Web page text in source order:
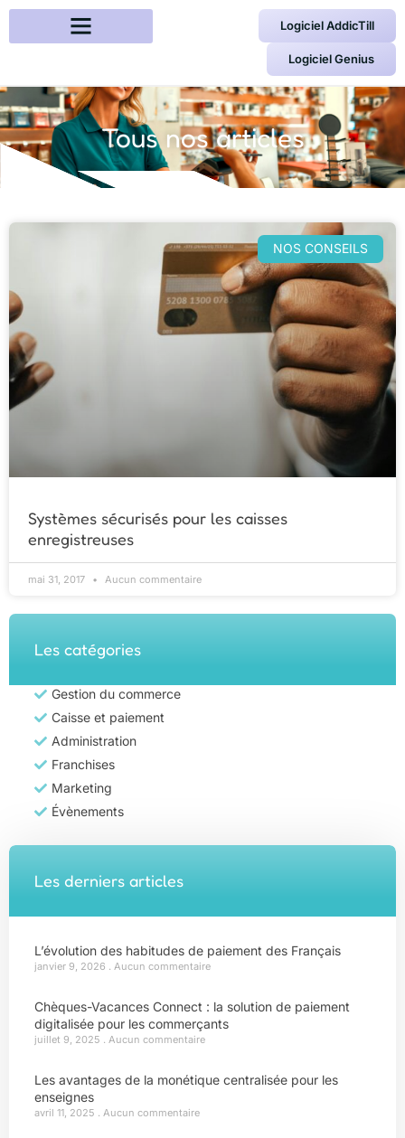
Logiciel AddicTill
Logiciel Genius
Tous nos articles
NOS CONSEILS
Systèmes sécurisés pour les caisses
enregistreuses
mai 31, 2017 Aucun commentaire
Les catégories
Gestion du commerce
Caisse et paiement
Administration
Franchises
Marketing
Évènements
Les derniers articles
L’évolution des habitudes de paiement des Français
janvier 9, 2026 Aucun commentaire
Chèques-Vacances Connect : la solution de paiement
digitalisée pour les commerçants
juillet 9, 2025 Aucun commentaire
Les avantages de la monétique centralisée pour les
enseignes
avril 11, 2025 Aucun commentaire